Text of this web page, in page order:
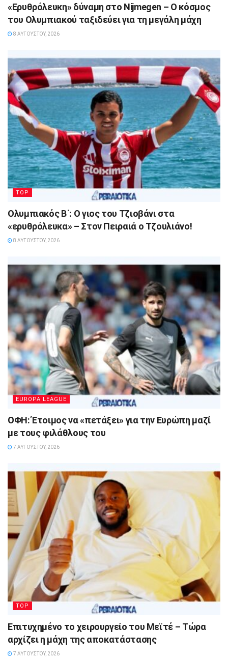
«Ερυθρόλευκη» δύναμη στο Nijmegen – Ο κόσμος
του Ολυμπιακού ταξιδεύει για τη μεγάλη μάχη
8 ΑΥΓΟΎΣΤΟΥ, 2026
TOP
Ολυμπιακός Β΄: Ο γιος του Τζιοβάνι στα
«ερυθρόλευκα» – Στον Πειραιά ο Τζουλιάνο!
8 ΑΥΓΟΎΣΤΟΥ, 2026
EUROPA LEAGUE
ΟΦΗ: Έτοιμος να «πετάξει» για την Ευρώπη μαζί
με τους φιλάθλους του
7 ΑΥΓΟΎΣΤΟΥ, 2026
TOP
Επιτυχημένο το χειρουργείο του Μεϊτέ – Τώρα
αρχίζει η μάχη της αποκατάστασης
7 ΑΥΓΟΎΣΤΟΥ, 2026